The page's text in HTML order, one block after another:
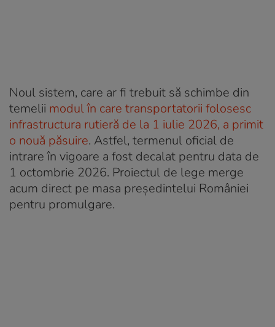
Noul sistem, care ar fi trebuit să schimbe din
temelii modul în care transportatorii folosesc
infrastructura rutieră de la 1 iulie 2026, a primit
o nouă păsuire. Astfel, termenul oficial de
intrare în vigoare a fost decalat pentru data de
1 octombrie 2026. Proiectul de lege merge
acum direct pe masa președintelui României
pentru promulgare.